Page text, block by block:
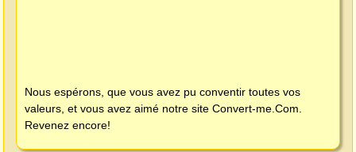
Nous espérons, que vous avez pu conventir toutes vos
valeurs, et vous avez aimé notre site Convert-me.Com
Revenez encore!